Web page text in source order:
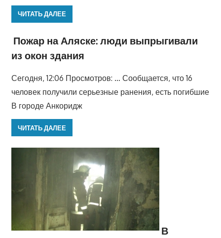
ЧИТАТЬ ДАЛЕЕ
Пожар на Аляске: люди выпрыгивали
из окон здания
Сегодня, 12:06 Просмотров: … Сообщается, что 16
человек получили серьезные ранения, есть погибшие
В городе Анкоридж
ЧИТАТЬ ДАЛЕЕ
В